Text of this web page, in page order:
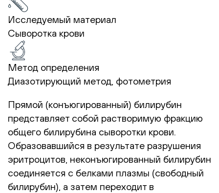
Исследуемый материал
Сыворотка крови
Метод определения
Диазотирующий метод, фотометрия
Прямой (конъюгированный) билирубин
представляет собой растворимую фракцию
общего билирубина сыворотки крови.
Образовавшийся в результате разрушения
эритроцитов, неконъюгированный билирубин
соединяется с белками плазмы (свободный
билирубин), а затем переходит в